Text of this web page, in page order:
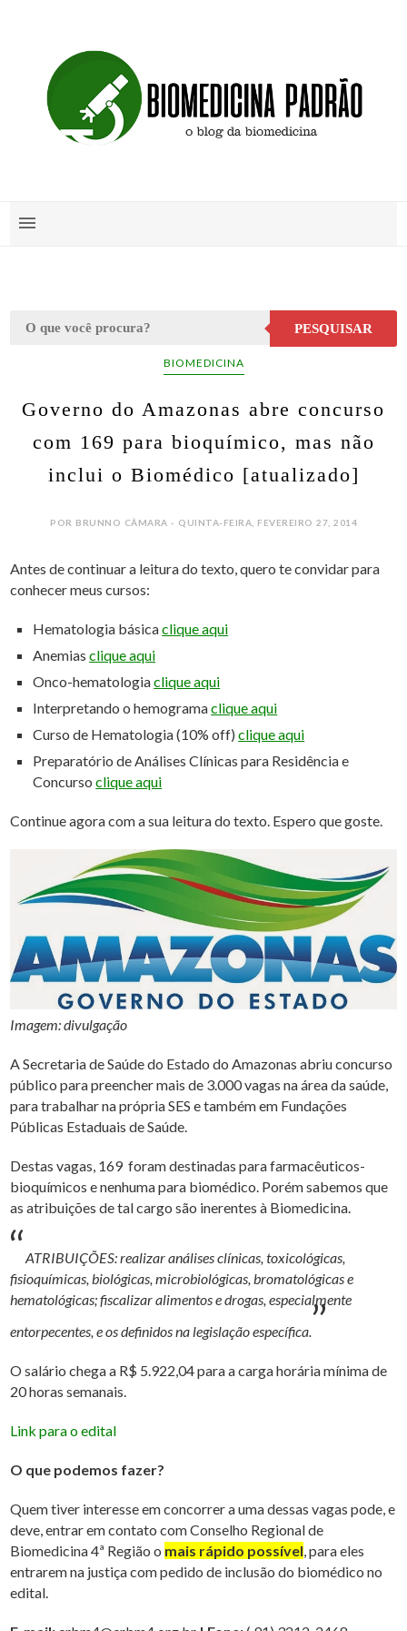
PESQUISAR
BIOMEDICINA
Governo do Amazonas abre concurso
com 169 para bioquímico, mas não
inclui o Biomédico [atualizado]
POR BRUNNO CÂMARA - QUINTA-FEIRA, FEVEREIRO 27, 2014
Antes de continuar a leitura do texto, quero te convidar para
conhecer meus cursos:
Hematologia básicaclique aqui
Anemiasclique aqui
Onco-hematologiaclique aqui
Interpretando o hemogramaclique aqui
Curso de Hematologia (10% off)clique aqui
Preparatório de Análises Clínicas para Residência e
Concursoclique aqui
Continue agora com a sua leitura do texto. Espero que goste.
Imagem: divulgação
A Secretaria de Saúde do Estado do Amazonas abriu concurso
público para preencher mais de 3.000 vagas na área da saúde,
para trabalhar na própria SES e também em Fundações
Públicas Estaduais de Saúde.
Destas vagas, 169 foram destinadas para farmacêuticos-
bioquímicos e nenhuma para biomédico. Porém sabemos que
as atribuições de tal cargo são inerentes à Biomedicina.
“ATRIBUIÇÕES: realizar análises clínicas, toxicológicas,
fisioquímicas, biológicas, microbiológicas, bromatológicas e
hematológicas; fiscalizar alimentos e drogas, especialmente
entorpecentes, e os definidos na legislação específica.”
O salário chega a R$ 5.922,04 para a carga horária mínima de
20 horas semanais.
Link para o edital
O que podemos fazer?
Quem tiver interesse em concorrer a uma dessas vagas pode, e
deve, entrar em contato com Conselho Regional de
Biomedicina 4ª Região o mais rápido possível, para eles
entrarem na justiça com pedido de inclusão do biomédico no
edital.